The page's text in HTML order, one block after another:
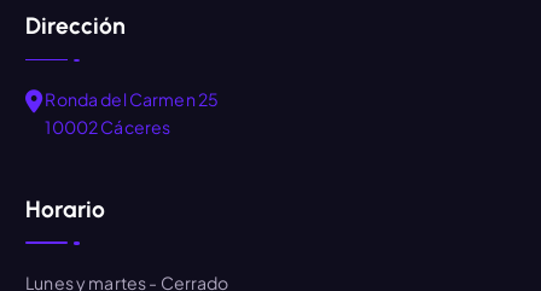
Dirección
Ronda del Carmen 25
10002 Cáceres
Horario
Lunes y martes- Cerrado